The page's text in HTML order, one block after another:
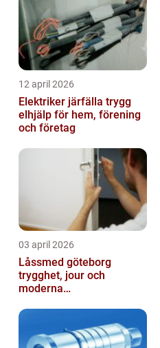
12 april 2026
Elektriker järfälla trygg
elhjälp för hem, förening
och företag
03 april 2026
Låssmed göteborg
trygghet, jour och
moderna